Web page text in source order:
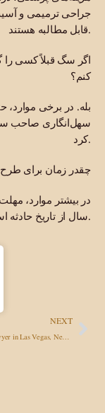
جراحی ترمیمی و
قابل مطالبه هستند.
کنم؟
بله. در برخی موارد،
سهل‌انگاری صاحب
کرد.
۵. چقدر زمان برای
در بیشتر موارد،
سال از تاریخ حادثه است.
NEXT
Car Accident Lawyer in Las Vegas, Nevada: What Every Victim Needs to Know